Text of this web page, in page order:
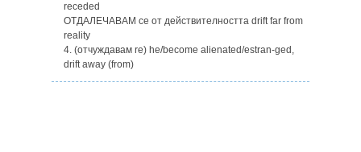
receded
ОТДАЛЕЧАВАМ се от действителността drift far from
reality
4. (отчуждавам re) he/become аliеnated/еstran-ged,
drift away (from)